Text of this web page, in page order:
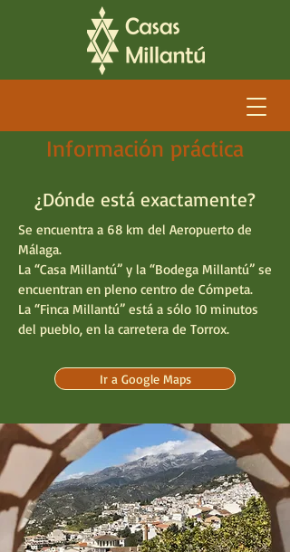
Información práctica
¿Dónde está exactamente?
Se encuentra a 68 km del Aeropuerto de
Málaga.
La “Casa Millantú” y la “Bodega Millantú” se
encuentran en pleno centro de Cómpeta.
La “Finca Millantú” está a sólo 10 minutos
del pueblo, en la carretera de Torrox.
Ir a Google Maps